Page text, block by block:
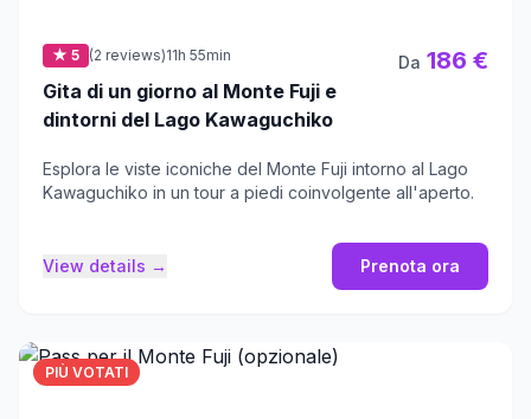
★ 5 (2 reviews)11h 55min
Gita di un giorno al Monte Fuji e
dintorni del Lago Kawaguchiko
Da 186 €
Esplora le viste iconiche del Monte Fuji intorno al Lago
Kawaguchiko in un tour a piedi coinvolgente all'aperto.
View details → Prenota ora
PIÙ VOTATI